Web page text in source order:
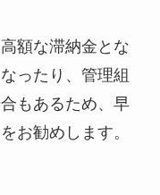
額な滞納金とな
ったり、管理組
もあるため、早
お勧めします。